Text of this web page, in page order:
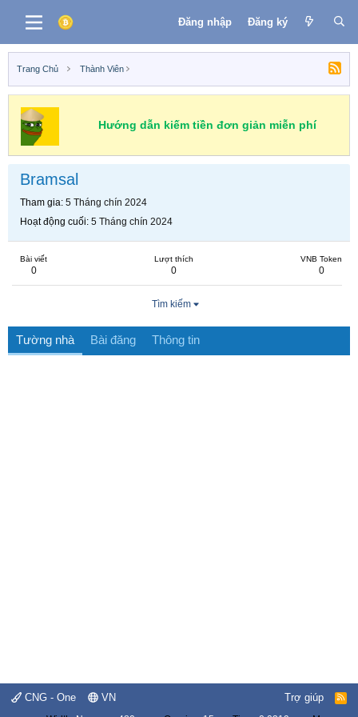
Đăng nhập Đăng ký
Trang Chủ Thành Viên
Hướng dẫn kiếm tiền đơn giản miễn phí
Bramsal
Tham gia 5 Tháng chín 2024
Hoạt động cuối 5 Tháng chín 2024
Bài viết
0
Lượt thích
0
VNB Token
0
Tìm kiếm
Tường nhà Bài đăng Thông tin
CNG - One VN Trợ giúp
R